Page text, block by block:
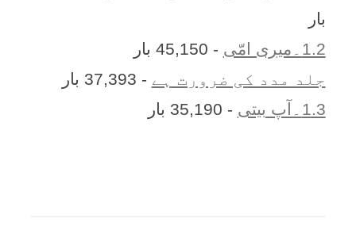
بار
1.2۔میری امّی
- 45,150 بار
جلد مدد کی ضرورت ہے - 37,393 بار
1.3۔آپ بیتی
- 35,190 بار